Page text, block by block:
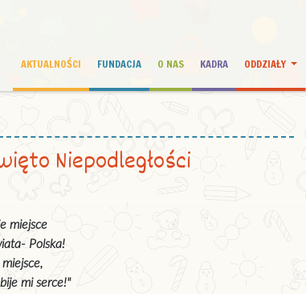
AKTUALNOŚCI FUNDACJA O NAS KADRA ODDZIAŁY
Niepodległości
miejsce
Polska!
mi serce!"